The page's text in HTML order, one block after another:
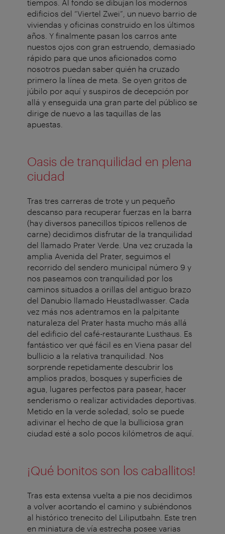
tiempos. Al fondo se dibujan los modernos
edificios del “Viertel Zwei”, un nuevo barrio de
viviendas y oficinas construido en los últimos
años. Y finalmente pasan los carros ante
nuestos ojos con gran estruendo, demasiado
rápido para que unos aficionados como
nosotros puedan saber quién ha cruzado
primero la línea de meta. Se oyen gritos de
júbilo por aquí y suspiros de decepción por
allá y enseguida una gran parte del público se
dirige de nuevo a las taquillas de las
apuestas.
Oasis de tranquilidad en plena
ciudad
Tras tres carreras de trote y un pequeño
descanso para recuperar fuerzas en la barra
(hay diversos panecillos típicos rellenos de
carne) decidimos disfrutar de la tranquilidad
del llamado Prater Verde. Una vez cruzada la
amplia Avenida del Prater, seguimos el
recorrido del sendero municipal número 9 y
nos paseamos con tranquilidad por los
caminos situados a orillas del antiguo brazo
del Danubio llamado Heustadlwasser. Cada
vez más nos adentramos en la palpitante
naturaleza del Prater hasta mucho más allá
del edificio del café-restaurante Lusthaus. Es
fantástico ver qué fácil es en Viena pasar del
bullicio a la relativa tranquilidad. Nos
sorprende repetidamente descubrir los
amplios prados, bosques y superficies de
agua, lugares perfectos para pasear, hacer
senderismo o realizar actividades deportivas.
Metido en la verde soledad, solo se puede
adivinar el hecho de que la bulliciosa gran
ciudad esté a solo pocos kilómetros de aquí.
¡Qué bonitos son los caballitos!
Tras esta extensa vuelta a pie nos de­cidimos
a volver acortando el camino y subiéndonos
al histórico trenecito del Liliputbahn. Este tren
en miniatura de vía estrecha posee varias